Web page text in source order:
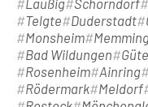
Laußig Schorndorf
Telgte
Duderstadt
Monsheim
Bad Wildungen
Rosenheim Ainring
Rödermark Meldorf